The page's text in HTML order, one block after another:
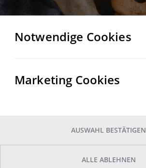
Notwendige Cookies
Marketing Cookies
AUSWAHL BESTÄTIGEN
ALLE ABLEHNEN